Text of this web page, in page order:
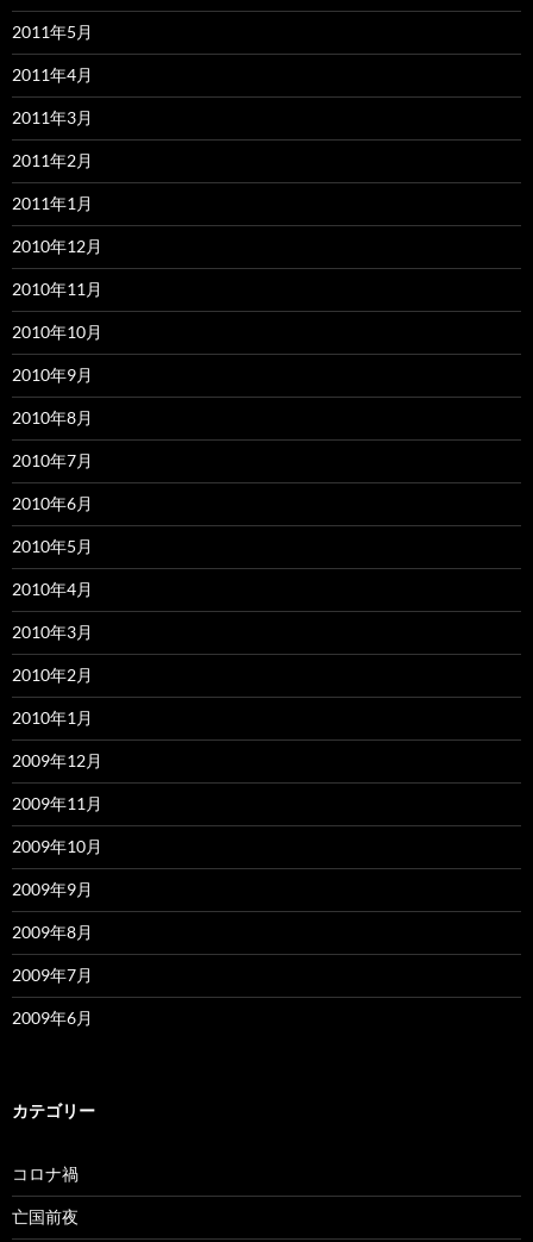
2011年5月
2011年4月
2011年3月
2011年2月
2011年1月
2010年12月
2010年11月
2010年10月
2010年9月
2010年8月
2010年7月
2010年6月
2010年5月
2010年4月
2010年3月
2010年2月
2010年1月
2009年12月
2009年11月
2009年10月
2009年9月
2009年8月
2009年7月
2009年6月
カテゴリー
コロナ禍
亡国前夜